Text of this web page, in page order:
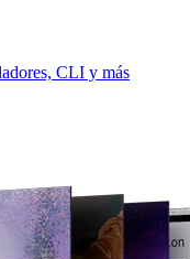
CLI y más